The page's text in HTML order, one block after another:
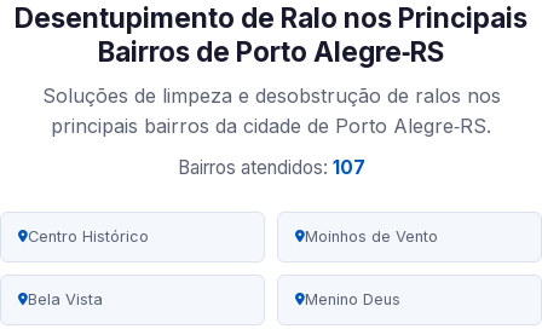
Desentupimento de Ralo nos Principais
Bairros de Porto Alegre‑RS
Soluções de limpeza e desobstrução de ralos nos
principais bairros da cidade de Porto Alegre‑RS.
Bairros atendidos: 107
Centro Histórico Moinhos de Vento
Bela Vista Menino Deus